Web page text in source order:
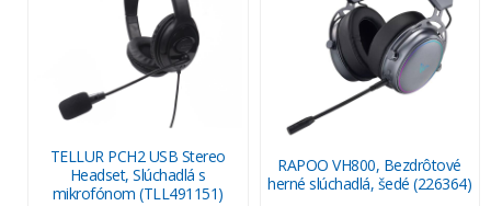
TELLUR PCH2 USB Stereo
Headset, Slúchadlá s
mikrofónom (TLL491151)
RAPOO VH800, Bezdrôtové
herné slúchadlá, šedé (226364)